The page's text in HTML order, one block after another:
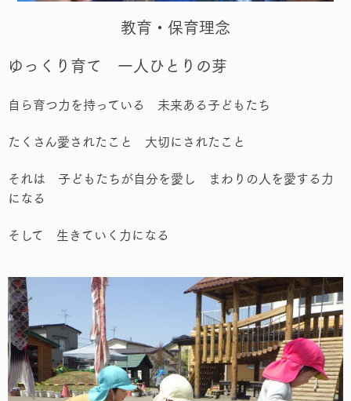
教育・保育理念
ゆっくり育て 一人ひとりの芽
自ら育つ力を持っている 未来ある子どもたち
たくさん愛されたこと 大切にされたこと
それは 子どもたちが自分を愛し まわりの人を愛する力
になる
そして 生きていく力になる